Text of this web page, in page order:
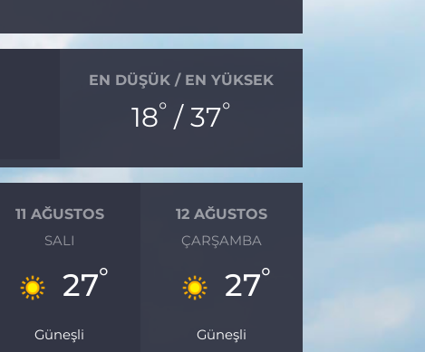
EN DÜŞÜK / EN YÜKSEK
18° / 37°
11 AĞUSTOS
SALI
27°
Güneşli
12 AĞUSTOS
ÇARŞAMBA
27°
Güneşli